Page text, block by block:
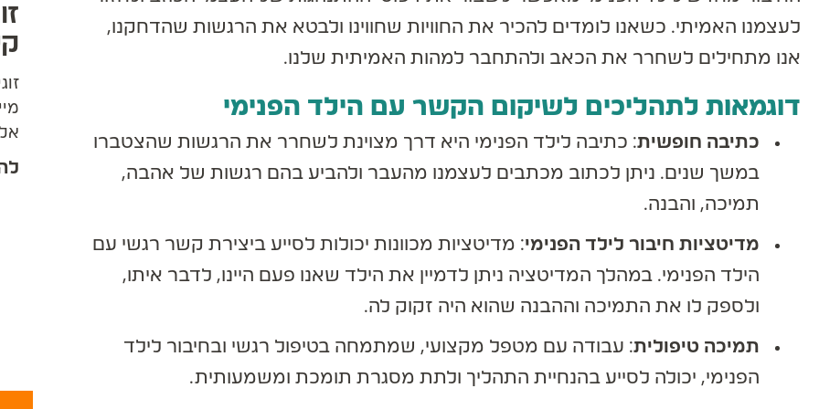
לעצמנו האמיתי. כשאנו לומדים להכיר את החוויות שחווינו ולבטא את הרגשות שהדחקנו,
אנו מתחילים לשחרר את הכאב ולהתחבר למהות האמיתית שלנו.
דוגמאות לתהליכים לשיקום הקשר עם הילד הפנימי
כתיבה חופשית: כתיבה לילד הפנימי היא דרך מצוינת לשחרר את הרגשות שהצטברו
במשך שנים. ניתן לכתוב מכתבים לעצמנו מהעבר ולהביע בהם רגשות של אהבה,
תמיכה, והבנה.
מדיטציות חיבור לילד הפנימי: מדיטציות מכוונות יכולות לסייע ביצירת קשר רגשי עם
הילד הפנימי. במהלך המדיטציה ניתן לדמיין את הילד שאנו פעם היינו, לדבר איתו,
ולספק לו את התמיכה וההבנה שהוא היה זקוק לה.
תמיכה טיפולית: עבודה עם מטפל מקצועי, שמתמחה בטיפול רגשי ובחיבור לילד
הפנימי, יכולה לסייע בהנחיית התהליך ולתת מסגרת תומכת ומשמעותית.